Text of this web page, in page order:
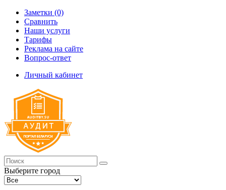
Заметки (0)
Сравнить
Наши услуги
Тарифы
Реклама на сайте
Вопрос-ответ
Личный кабинет
Выберите город